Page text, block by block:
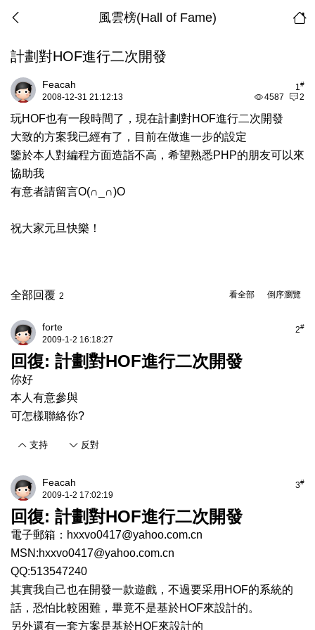
風雲榜(Hall of Fame)
計劃對HOF進行二次開發
1#
Feacah
4587 2
2008-12-31 21:12:13
玩HOF也有一段時間了，現在計劃對HOF進行二次開發
大致的方案我已經有了，目前在做進一步的設定
鑒於本人對編程方面造詣不高，希望熟悉PHP的朋友可以來
協助我
有意者請留言O(∩_∩)O
祝大家元旦快樂！
倒序瀏覽
看全部
全部回覆 2
2#
forte
2009-1-2 16:18:27
回復: 計劃對HOF進行二次開發
你好
本人有意參與
可怎樣聯絡你?
支持 反對
3#
Feacah
2009-1-2 17:02:19
回復: 計劃對HOF進行二次開發
電子郵箱： hxxvo0417@yahoo.com.cn
MSN:hxxvo0417@yahoo.com.cn
QQ:513547240
其實我自己也在開發一款遊戲，不過要采用HOF的系統的
話，恐怕比較困難，畢竟不是基於HOF來設計的。
另外還有一套方案是基於HOF來設計的